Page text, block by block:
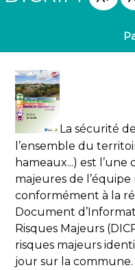
La sécurité
l’ensemble du
hameaux...) est
majeures de
conformément à la
Document
Risques Majeurs
risques majeurs
jour sur la